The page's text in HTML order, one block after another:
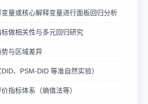
量或核心解释变量进行面板回归分析
做相关性与多元回归研究
与区域差异
、PSM-DID 等准自然实验）
指标体系（熵值法等）